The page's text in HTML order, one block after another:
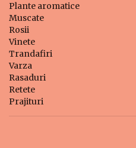
Plante aromatice
Muscate
Rosii
Vinete
Trandafiri
Varza
Rasaduri
Retete
Prajituri